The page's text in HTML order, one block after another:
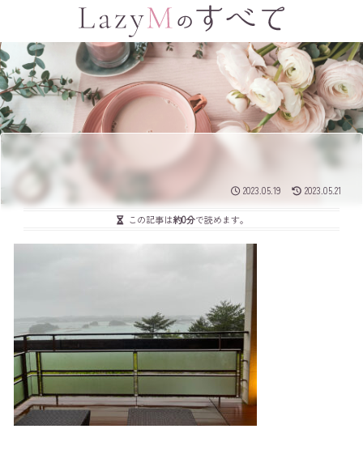
2023.05.19 2023.05.21
この記事は約0分で読めます。